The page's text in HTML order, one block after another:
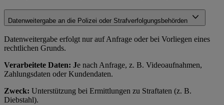
Datenweitergabe an die Polizei oder Strafverfolgungsbehörden
Datenweitergabe erfolgt nur auf Anfrage oder bei Vorliegen eines
rechtlichen Grunds.
Verarbeitete Daten: Je nach Anfrage, z. B. Videoaufnahmen,
Zahlungsdaten oder Kundendaten.
Zweck: Unterstützung bei Ermittlungen zu Straftaten (z. B.
Diebstahl).